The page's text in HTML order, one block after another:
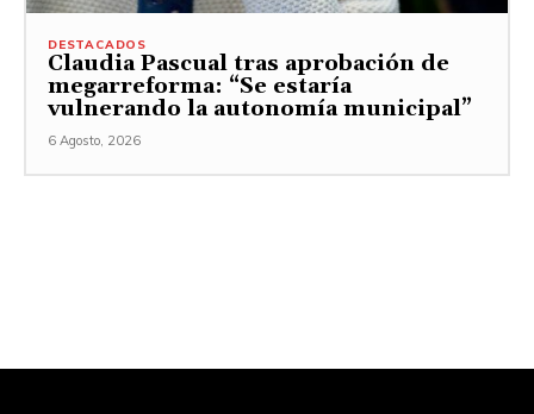
DESTACADOS
Claudia Pascual tras aprobación de
megarreforma: “Se estaría
vulnerando la autonomía municipal”
6 Agosto, 2026